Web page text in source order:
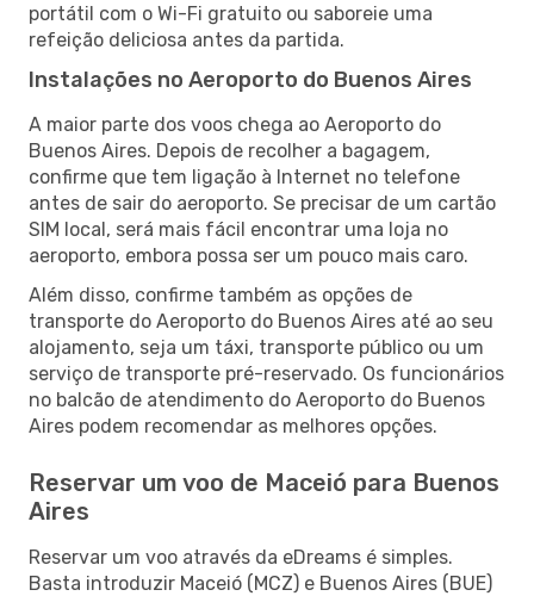
portátil com o Wi-Fi gratuito ou saboreie uma
refeição deliciosa antes da partida.
Instalações no Aeroporto do Buenos Aires
A maior parte dos voos chega ao Aeroporto do
Buenos Aires. Depois de recolher a bagagem,
confirme que tem ligação à Internet no telefone
antes de sair do aeroporto. Se precisar de um cartão
SIM local, será mais fácil encontrar uma loja no
aeroporto, embora possa ser um pouco mais caro.
Além disso, confirme também as opções de
transporte do Aeroporto do Buenos Aires até ao seu
alojamento, seja um táxi, transporte público ou um
serviço de transporte pré-reservado. Os funcionários
no balcão de atendimento do Aeroporto do Buenos
Aires podem recomendar as melhores opções.
Reservar um voo de Maceió para Buenos
Aires
Reservar um voo através da eDreams é simples.
Basta introduzir Maceió (MCZ) e Buenos Aires (BUE)